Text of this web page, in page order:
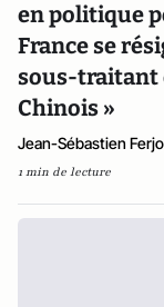
en politique
France se
sous-traitant
Chinois »
Jean-Sébastien
1 min de lecture